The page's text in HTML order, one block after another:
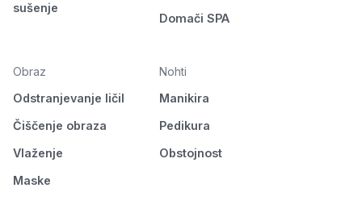
sušenje
Domači SPA
Obraz
Odstranjevanje ličil
Čiščenje obraza
Vlaženje
Maske
Nohti
Manikira
Pedikura
Obstojnost